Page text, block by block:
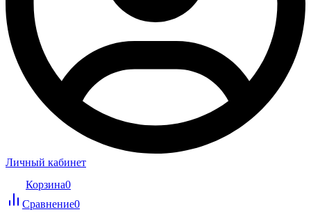
Личный кабинет
Корзина0
Сравнение0